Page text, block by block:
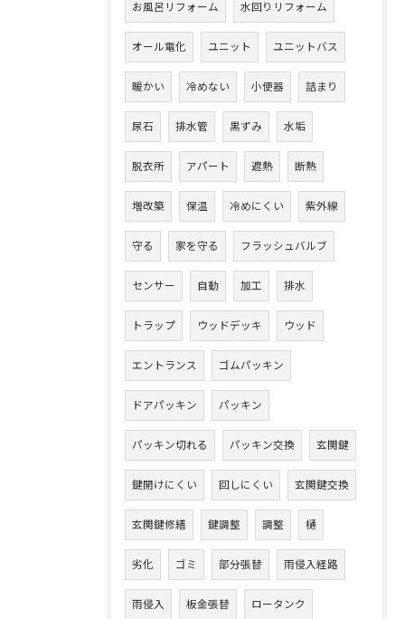
お風呂リフォーム 水回りリフォーム
オール電化 ユニット ユニットバス
暖かい 冷めない 小便器 詰まり
尿石 排水管 黒ずみ 水垢
脱衣所 アパート 遮熱 断熱
増改築 保温 冷めにくい 紫外線
守る 家を守る フラッシュバルブ
センサー 自動 加工 排水
トラップ ウッドデッキ ウッド
エントランス ゴムパッキン
ドアパッキン パッキン
パッキン切れる パッキン交換 玄関鍵
鍵開けにくい 回しにくい 玄関鍵交換
玄関鍵修繕 鍵調整 調整 樋
劣化 ゴミ 部分張替 雨侵入経路
雨侵入 板金張替 ロータンク